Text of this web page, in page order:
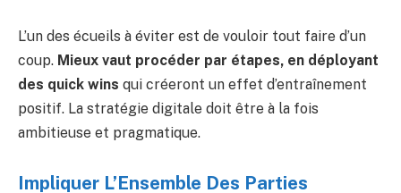
L’un des écueils à éviter est de vouloir tout faire d’un
coup. Mieux vaut procéder par étapes, en déployant
des quick wins qui créeront un effet d’entraînement
positif. La stratégie digitale doit être à la fois
ambitieuse et pragmatique.
Impliquer L’Ensemble Des Parties